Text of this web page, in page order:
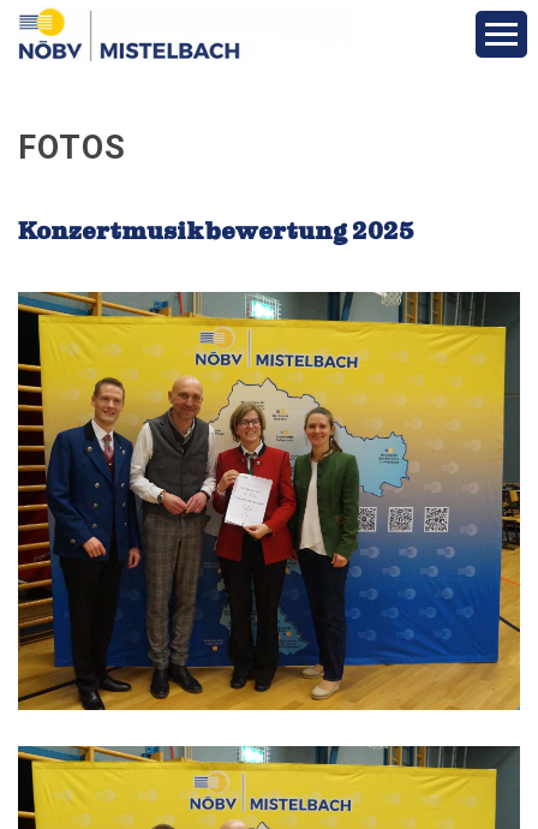
Vereine
Funktionäre
Fotos
Veranstaltungen
Formulare & Downloads
FOTOS
Konzertmusikbewertung 2025